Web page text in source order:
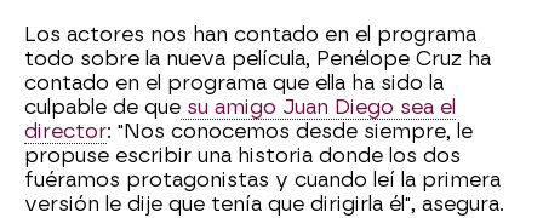
Los actores nos han contado en el programa
todo sobre la nueva película, Penélope Cruz ha
contado en el programa que ella ha sido la
culpable de que su amigo Juan Diego sea el
director: "Nos conocemos desde siempre, le
propuse escribir una historia donde los dos
fuéramos protagonistas y cuando leí la primera
versión le dije que tenía que dirigirla él", asegura.